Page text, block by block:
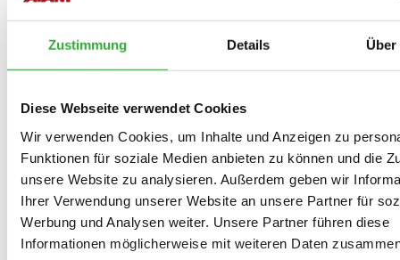
Zustimmung Details
Diese Webseite verwendet Cookies
Wir verwenden Cookies, um Inhalte und Anzeigen zu
Funktionen für soziale Medien anbieten zu können und die
unsere Website zu analysieren. Außerdem geben wir
Ihrer Verwendung unserer Website an unsere Partner für
Werbung und Analysen weiter. Unsere Partner führen diese
Informationen möglicherweise mit weiteren Daten
ÜBER 200 ANBAUGERÄTE
Wählen Sie die richtigen Werkzeuge aus
unserem vielseitigen Angebot an
Anbaugeräten